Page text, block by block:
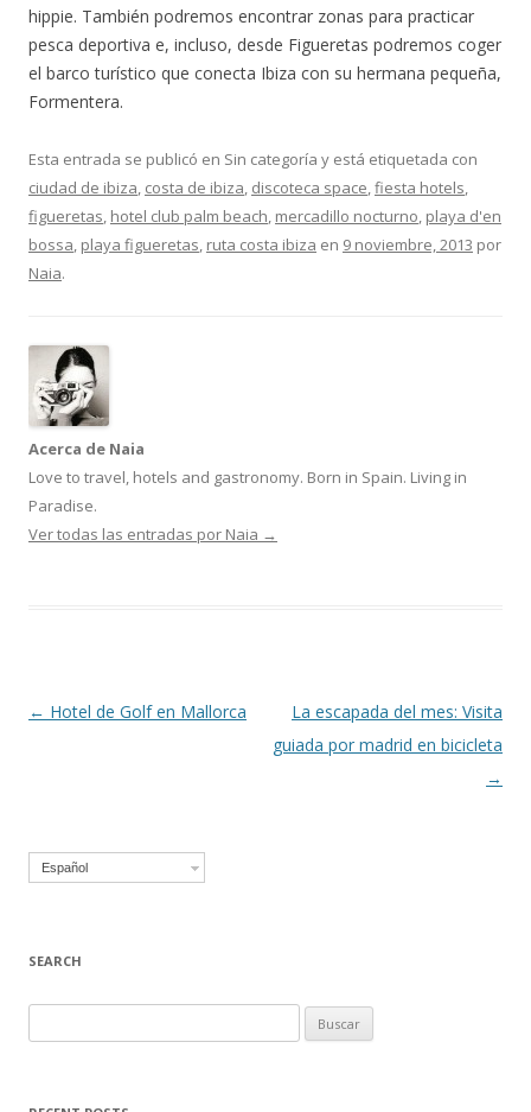
hippie. También podremos encontrar zonas para practicar
pesca deportiva e, incluso, desde Figueretas podremos coger
el barco turístico que conecta Ibiza con su hermana pequeña,
Formentera.
Esta entrada se publicó en Sin categoría y está etiquetada con
ciudad de ibiza, costa de ibiza, discoteca space,fiesta hotels,
figueretas, hotel club palm beach, mercadillo nocturno, playa d'en
bossa, playa figueretas, ruta costa ibiza en 9 noviembre, 2013 por
Naia.
Acerca de Naia
Love to travel, hotels and gastronomy. Born in Spain. Living in
Paradise.
Ver todas las entradas por Naia →
Navegación
← Hotel de Golf en Mallorca
La escapada del mes: Visita
guiada por madrid en bicicleta
→
Español
SEARCH
u
c